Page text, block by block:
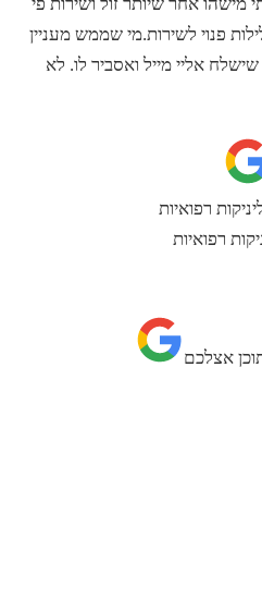
אחר שיותר זול ושירות פי
פנוי לשירות.מי שממש מעניין
אותו מה היה לקוי אצל on hold שישלח אליי מייל ואסביר לו. לא
רפואיות
אצלכם